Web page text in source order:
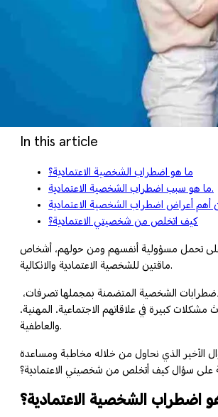
In this article
ما هو اضطراب الشخصية الاعتمادية؟
ما هو سبب اضطراب الشخصية الاعتمادية.
كيف اتخلص من شخصيتي الاعتمادية؟
على تحمل مسؤولية أنفسهم ومن حولهم، أشخاص
ماقتين للشخصية الاعتمادية والاتكالية.
كبيرة في علاقاتهم الاجتماعية، المهنية،
والعاطفية.
الأخير الذي نحاول من خلاله مخاطبة ومساعدة
على سؤال كيف أتخلص من شخصيتي الاعتمادية؟
اضطراب الشخصية الاعتمادية؟